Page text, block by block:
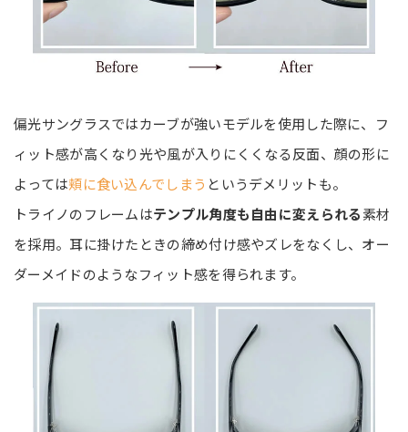
偏光サングラスではカーブが強いモデルを使用した際に、フ
ィット感が高くなり光や風が入りにくくなる反面、顔の形に
よっては頬に食い込んでしまう というデメリットも。
トライノのフレームはテンプル角度も自由に変えられる素材
を採用。耳に掛けたときの締め付け感やズレをなくし、オー
ダーメイドのようなフィット感を得られます。